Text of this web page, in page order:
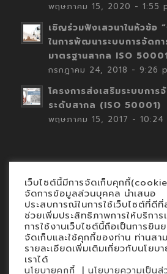
พฤษภาคม 15, 2020 - 1:55
เชิญร่วมฟังเสวนาในหัวข้อ
ในการพัฒนาระบบการจัดก
มาตรฐานสากล ISO
กรกฎาคม 24, 2018 - 9:26
โครงการส่งเสริมระบบการ
ระดับสากล (ISO 50001)
พฤษภาคม 15, 2017 - 10:24
Contact
นโยบายคุกกี้
นโยบายข้อมูลส่วนบุคคล
เว็บไซต์นี้มีการจัดเก็บคุกกี้
จัดการข้อมูลส่วนบุคคล นำเสนอ
ประสบการณ์ในการใช้เว็บไซต์ที่ดี
ช่วยเพิ่มประสิทธิภาพการให้บริการ
การใช้งานเว็บไซต์นี้ถือเป็นการยินย
จัดเก็บและใช้คุกกี้ของท่าน ท่านสา
รายละเอียดเพิ่มเติมเกี่ยวกับนโยบ
เราได้
นโยบายคุกกี้ | นโยบายความเป็น